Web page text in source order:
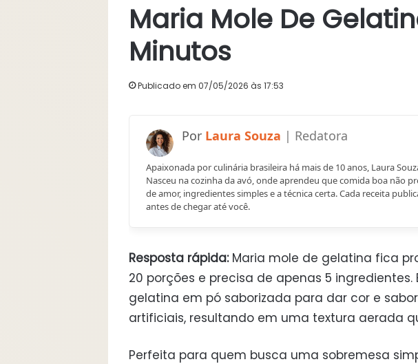
Maria Mole De
Minutos
Publicado em 07/05/2026 às 17:53
Laura Souza
Apaixonada por culinária brasileira há mais de 10 anos, Laura
Nasceu na cozinha da avó, onde aprendeu que comida boa não
de amor, ingredientes simples e a técnica certa. Cada receita
antes de chegar até você.
Resposta rápida:Maria mole de gelatina fica
20 porções e precisa de apenas 5 ingredientes.
gelatina em pó saborizada para dar cor e
artificiais, resultando em uma textura aerada
Perfeita para quem busca uma sobremesa